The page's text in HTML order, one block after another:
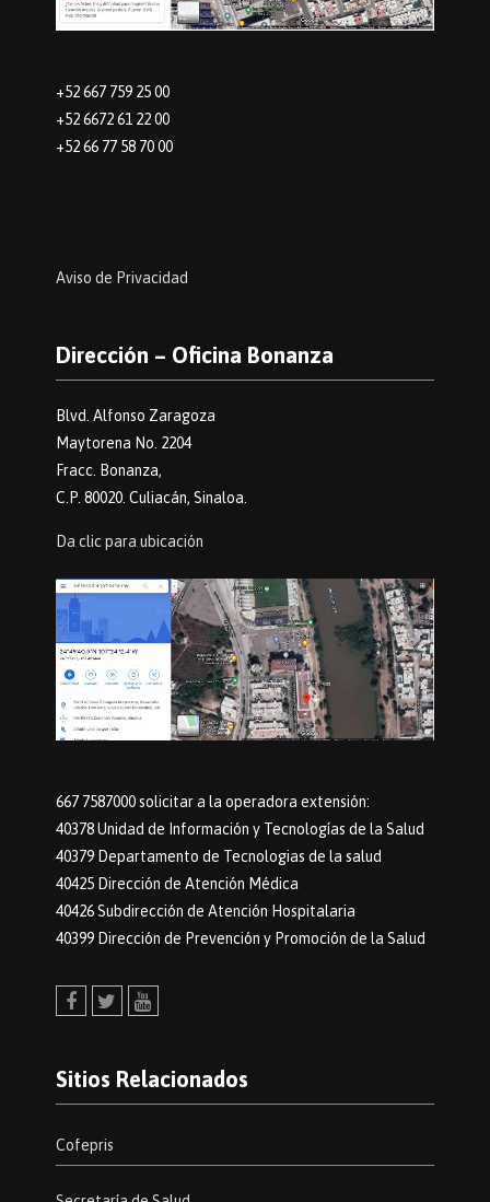
+52 667 759 25 00
+52 6672 61 22 00
+52 66 77 58 70 00
Aviso de Privacidad
Dirección – Oficina Bonanza
Blvd. Alfonso Zaragoza
Maytorena No. 2204
Fracc. Bonanza,
C.P. 80020. Culiacán, Sinaloa.
Da clic para ubicación
667 7587000 solicitar a la operadora extensión:
40378 Unidad de Información y Tecnologías de la Salud
40379 Departamento de Tecnologias de la salud
40425 Dirección de Atención Médica
40426 Subdirección de Atención Hospitalaria
40399 Dirección de Prevención y Promoción de la Salud
Sitios Relacionados
Cofepris